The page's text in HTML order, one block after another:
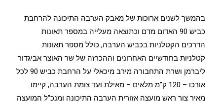
בהמשך לשנים ארוכות של מאבק הערבה התיכונה להרחבת
כביש 90 האדום מדם וכתוצאה מעלייה במספר תאונות
הדרכים הקטלניות בכביש הערבה, כולל מספר תאונות
קטלניות בחודשיים האחרונים וההכרזה של שר האוצר אביגדור
ליברמן ושרת התחבורה מירב מיכאלי על הרחבת כביש 90 לכל
אורכו – 120 ק"מ מלאים – מאילת ועד צומת הערבה, קיימו
מאיר צור ראש מועצה אזורית הערבה התיכונה ומנכ"ל המועצה